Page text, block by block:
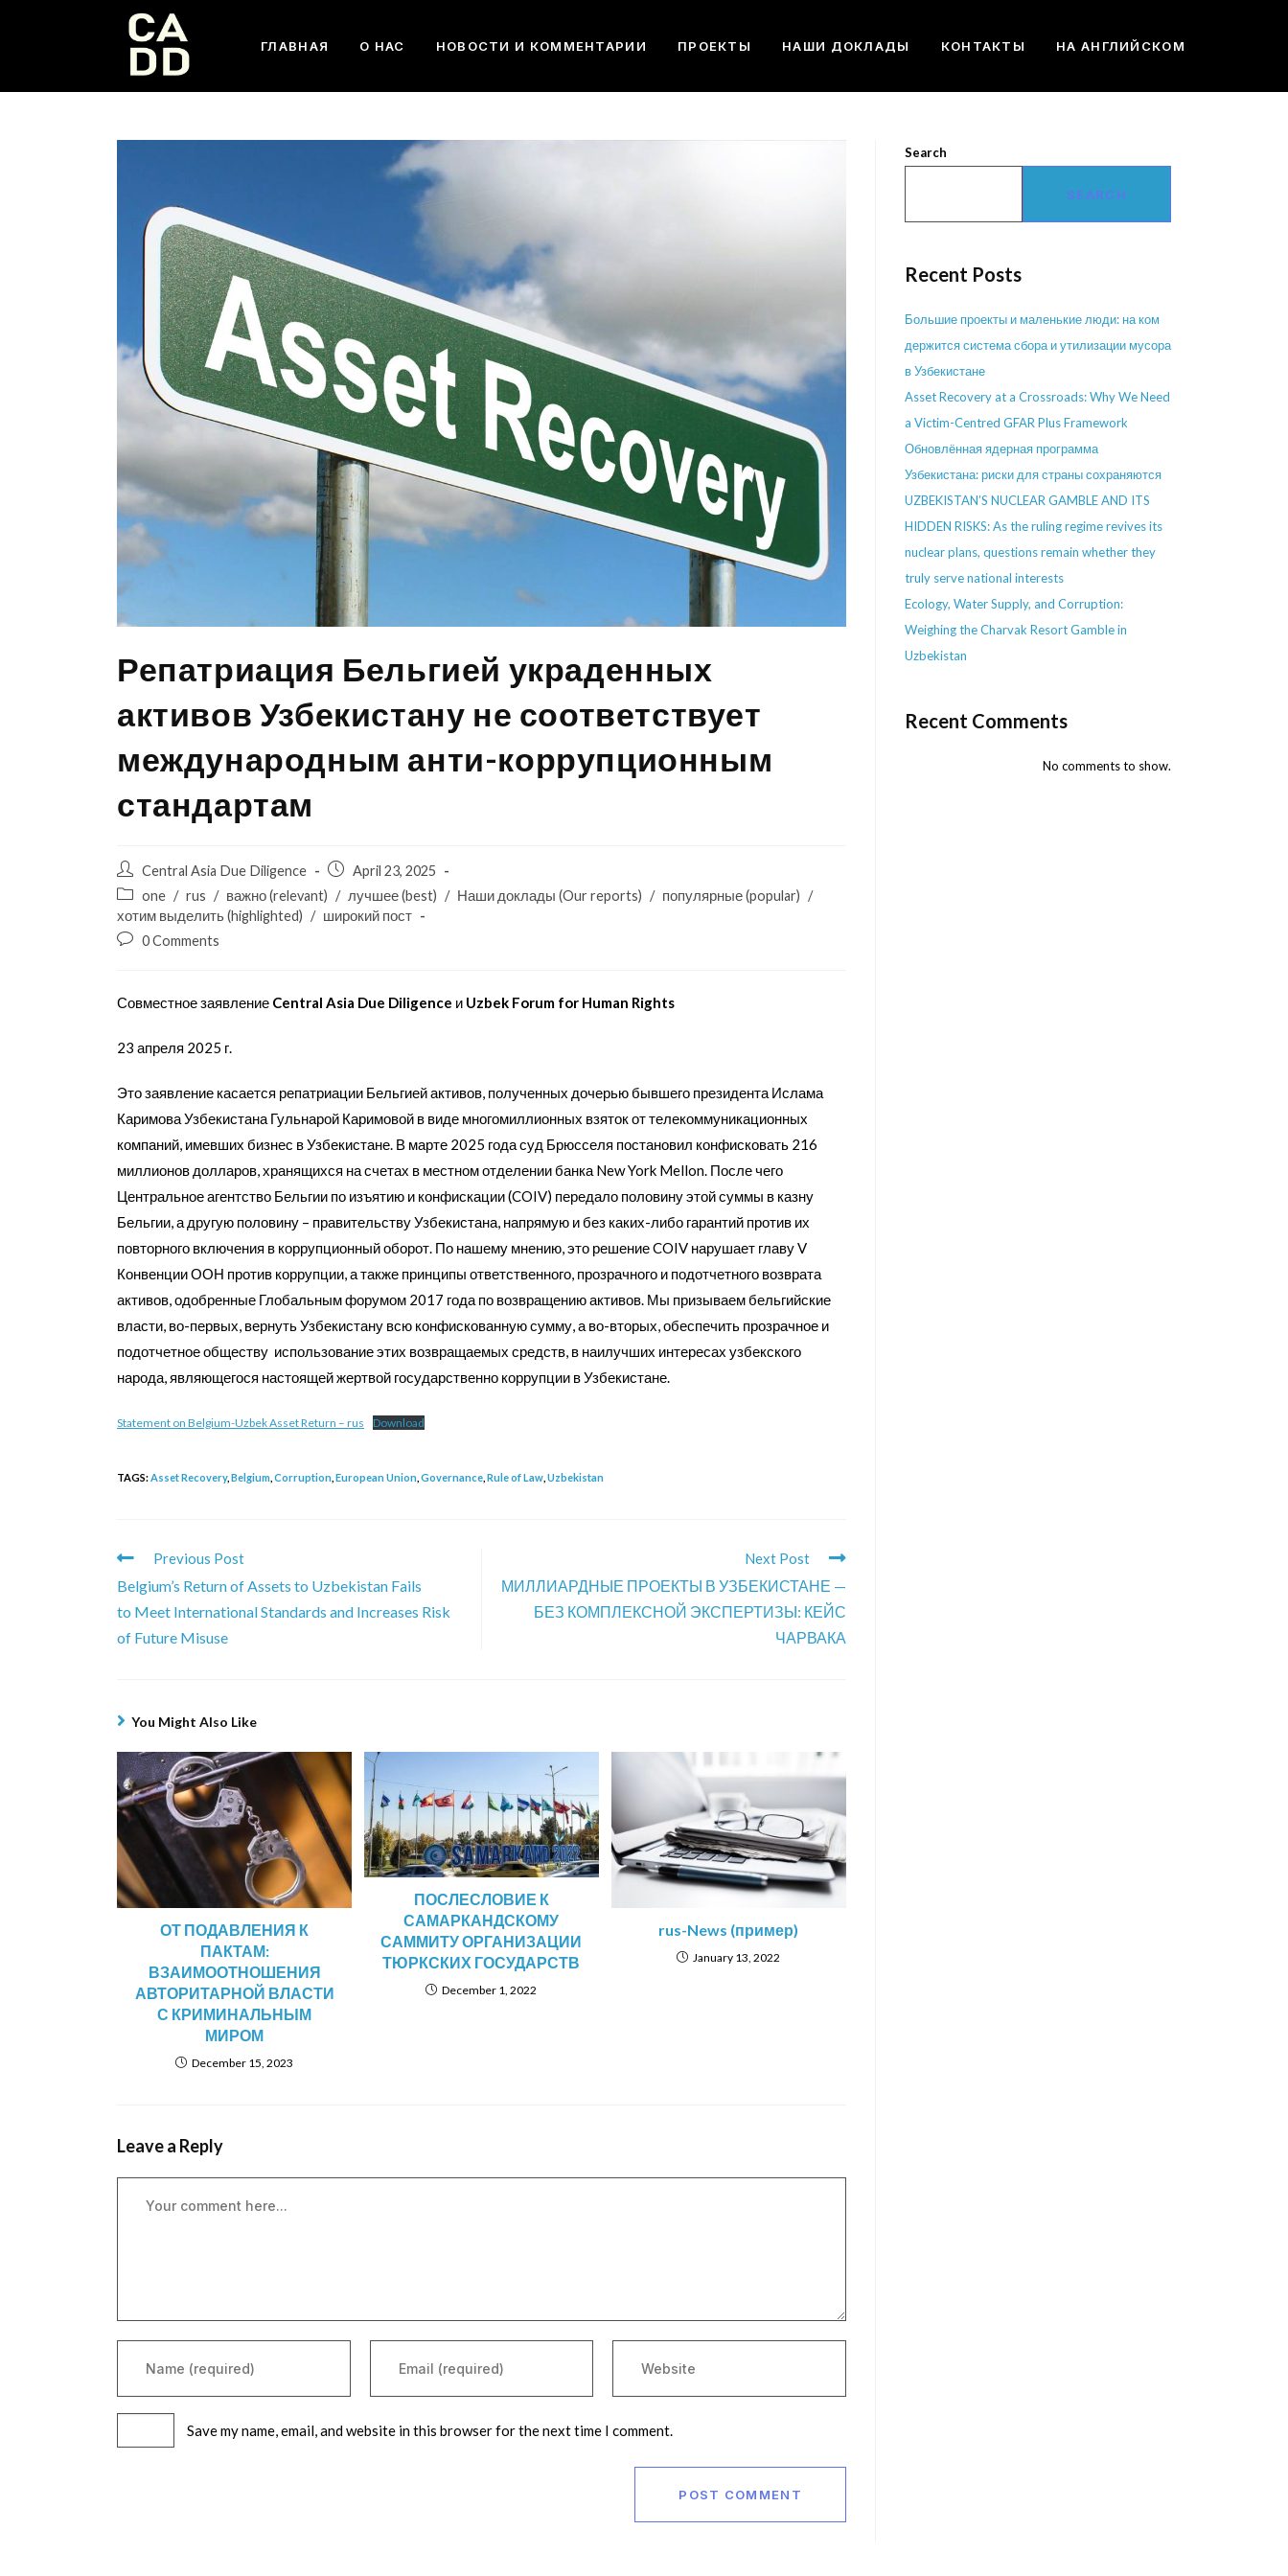
ГЛАВНАЯ О НАС НОВОСТИ И КОММЕНТАРИИ ПРОЕКТЫ НАШИ ДОКЛАДЫ КОНТАКТЫ НА АНГЛИЙСКОМ
Репатриация Бельгией украденных
активов Узбекистану не соответствует
международным анти-коррупционным
стандартам
Central Asia Due Diligence
April 23, 2025
one / rus / важно (relevant) / лучшее (best) / Наши доклады (Our reports) / популярные (popular) /
хотим выделить (highlighted) / широкий пост
0 Comments
Совместное заявление Central Asia Due Diligence и Uzbek Forum for Human Rights
23 апреля 2025 г.
Это заявление касается репатриации Бельгией активов, полученных дочерью бывшего президента Ислама
Каримова Узбекистана Гульнарой Каримовой в виде многомиллионных взяток от телекоммуникационных
компаний, имевших бизнес в Узбекистане. В марте 2025 года суд Брюсселя постановил конфисковать 216
миллионов долларов, хранящихся на счетах в местном отделении банка New York Mellon. После чего
Центральное агентство Бельгии по изъятию и конфискации (COIV) передало половину этой суммы в казну
Бельгии, а другую половину – правительству Узбекистана, напрямую и без каких-либо гарантий против их
повторного включения в коррупционный оборот. По нашему мнению, это решение COIV нарушает главу V
Конвенции ООН против коррупции, а также принципы ответственного, прозрачного и подотчетного возврата
активов, одобренные Глобальным форумом 2017 года по возвращению активов. Мы призываем бельгийские
власти, во-первых, вернуть Узбекистану всю конфискованную сумму, а во-вторых, обеспечить прозрачное и
подотчетное обществу использование этих возвращаемых средств, в наилучших интересах узбекского
народа, являющегося настоящей жертвой государственно коррупции в Узбекистане.
Statement on Belgium-Uzbek Asset Return – rus Download
TAGS:Asset Recovery, Belgium Corruption European Union Governance Rule of Law Uzbekistan
Previous Post
Belgium’s Return of Assets to Uzbekistan Fails
to Meet International Standards and Increases Risk
of Future Misuse
Next Post
МИЛЛИАРДНЫЕ ПРОЕКТЫ В УЗБЕКИСТАНЕ —
БЕЗ КОМПЛЕКСНОЙ ЭКСПЕРТИЗЫ: КЕЙС
ЧАРВАКА
You Might Also Like
ОТ ПОДАВЛЕНИЯ К
ПАКТАМ:
ВЗАИМООТНОШЕНИЯ
АВТОРИТАРНОЙ ВЛАСТИ
С КРИМИНАЛЬНЫМ
МИРОМ
December 15, 2023
ПОСЛЕСЛОВИЕ К
САМАРКАНДСКОМУ
САММИТУ ОРГАНИЗАЦИИ
ТЮРКСКИХ ГОСУДАРСТВ
December 1, 2022
rus-News (пример)
January 13, 2022
Leave a Reply
Save my name, email, and website in this browser for the next time I comment.
Search
SEARCH
Recent Posts
Большие проекты и маленькие люди: на ком
держится система сбора и утилизации мусора
в Узбекистане
Asset Recovery at a Crossroads: Why We Need
a Victim-Centred GFAR Plus Framework
Обновлённая ядерная программа
Узбекистана: риски для страны сохраняются
UZBEKISTAN’S NUCLEAR GAMBLE AND ITS
HIDDEN RISKS: As the ruling regime revives its
nuclear plans, questions remain whether they
truly serve national interests
Ecology, Water Supply, and Corruption:
Weighing the Charvak Resort Gamble in
Uzbekistan
Recent Comments
No comments to show.